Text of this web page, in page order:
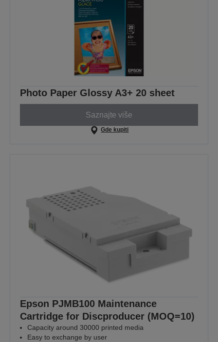
Photo Paper Glossy A3+ 20 sheet
Saznajte više
Gde kupiti
Epson PJMB100 Maintenance
Cartridge for Discproducer (MOQ=10)
Capacity around 30000 printed media
Easy to exchange by user